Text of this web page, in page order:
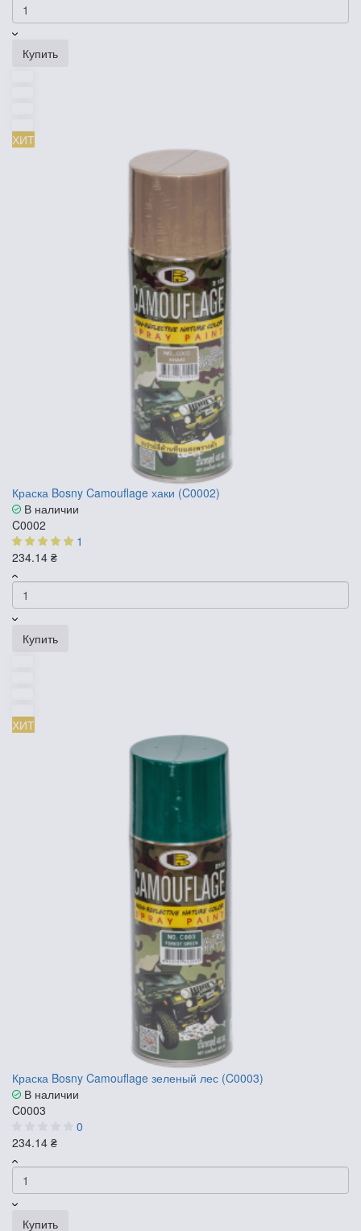
Купить
ХИТ
Краска Bosny Camouflage хаки (C0002)
В наличии
C0002
1
234.14 ₴
Купить
ХИТ
Краска Bosny Camouflage зеленый лес (C0003)
В наличии
C0003
0
234.14 ₴
Купить